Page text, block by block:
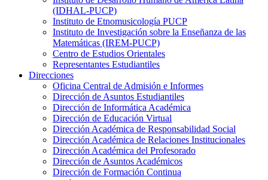
(IDHAL-PUCP)
Instituto de Etnomusicología PUCP
Instituto de Investigación sobre la Enseñanza de las
Matemáticas (IREM-PUCP)
Centro de Estudios Orientales
Representantes Estudiantiles
Direcciones
Oficina Central de Admisión e Informes
Dirección de Asuntos Estudiantiles
Dirección de Informática Académica
Dirección de Educación Virtual
Dirección Académica de Responsabilidad Social
Dirección Académica de Relaciones Institucionales
Dirección Académica del Profesorado
Dirección de Asuntos Académicos
Dirección de Formación Continua